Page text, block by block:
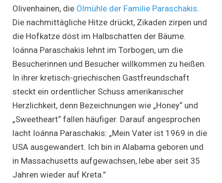
Olivenhainen, die Ölmühle der Familie Paraschakis.
Die nachmittägliche Hitze drückt, Zikaden zirpen und
die Hofkatze döst im Halbschatten der Bäume.
Ioánna Paraschakis lehnt im Torbogen, um die
Besucherinnen und Besucher willkommen zu heißen.
In ihrer kretisch-griechischen Gastfreundschaft
steckt ein ordentlicher Schuss amerikanischer
Herzlichkeit, denn Bezeichnungen wie „Honey“ und
„Sweetheart“ fallen häufiger. Darauf angesprochen
lacht Ioánna Paraschakis: „Mein Vater ist 1969 in die
USA ausgewandert. Ich bin in Alabama geboren und
in Massachusetts aufgewachsen, lebe aber seit 35
Jahren wieder auf Kreta.”